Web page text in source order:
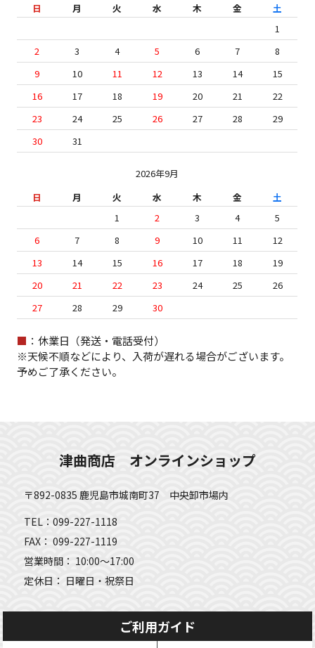
日
月 火 水 木 金
土
1
2
3 4 5 6 7
8
9
10 11 12 13 14
15
16
17 18 19 20 21
22
23
24 25 26 27 28
29
30
31
2026年9月
日
月 火 水 木 金
土
1
2 3 4
5
6
7 8 9 10 11
12
13
14 15 16 17 18
19
20
21 22 23 24 25
26
27
28 29 30
■ ：休業日（発送・電話受付）
※天候不順などにより、入荷が遅れる場合がございます。
予めご了承ください。
津曲商店 オンラインショップ
〒892-0835 鹿児島市城南町37 中央卸市場内
TEL：099-227-1118
FAX： 099-227-1119
営業時間： 10:00～17:00
定休日： 日曜日・祝祭日
ご利用ガイド